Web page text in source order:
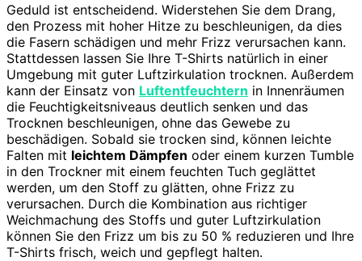
Geduld ist entscheidend. Widerstehen Sie dem Drang,
den Prozess mit hoher Hitze zu beschleunigen, da dies
die Fasern schädigen und mehr Frizz verursachen kann.
Stattdessen lassen Sie Ihre T-Shirts natürlich in einer
Umgebung mit guter Luftzirkulation trocknen. Außerdem
kann der Einsatz von Luftentfeuchtern in Innenräumen
die Feuchtigkeitsniveaus deutlich senken und das
Trocknen beschleunigen, ohne das Gewebe zu
beschädigen. Sobald sie trocken sind, können leichte
Falten mit leichtem Dämpfen oder einem kurzen Tumble
in den Trockner mit einem feuchten Tuch geglättet
werden, um den Stoff zu glätten, ohne Frizz zu
verursachen. Durch die Kombination aus richtiger
Weichmachung des Stoffs und guter Luftzirkulation
können Sie den Frizz um bis zu 50 % reduzieren und Ihre
T-Shirts frisch, weich und gepflegt halten.